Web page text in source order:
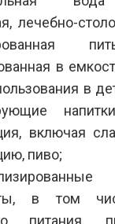
лечебно-
в
в
включая
пиво;
в том
питания,